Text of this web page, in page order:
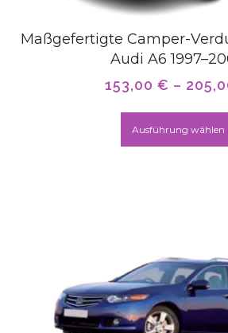
Maßgefertigte Camper-
Audi A6
153,00 € –
Ausführung wählen